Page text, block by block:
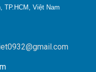
Việt Nam